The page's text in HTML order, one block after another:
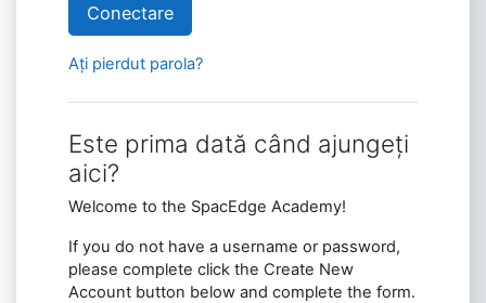
Conectare
Ați pierdut parola?
Este prima dată când ajungeți
aici?
Welcome to the SpacEdge Academy!
If you do not have a username or password,
please complete click the Create New
Account button below and complete the form.